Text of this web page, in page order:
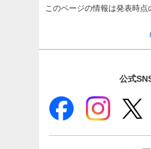
このページの情報は発表時点
公式